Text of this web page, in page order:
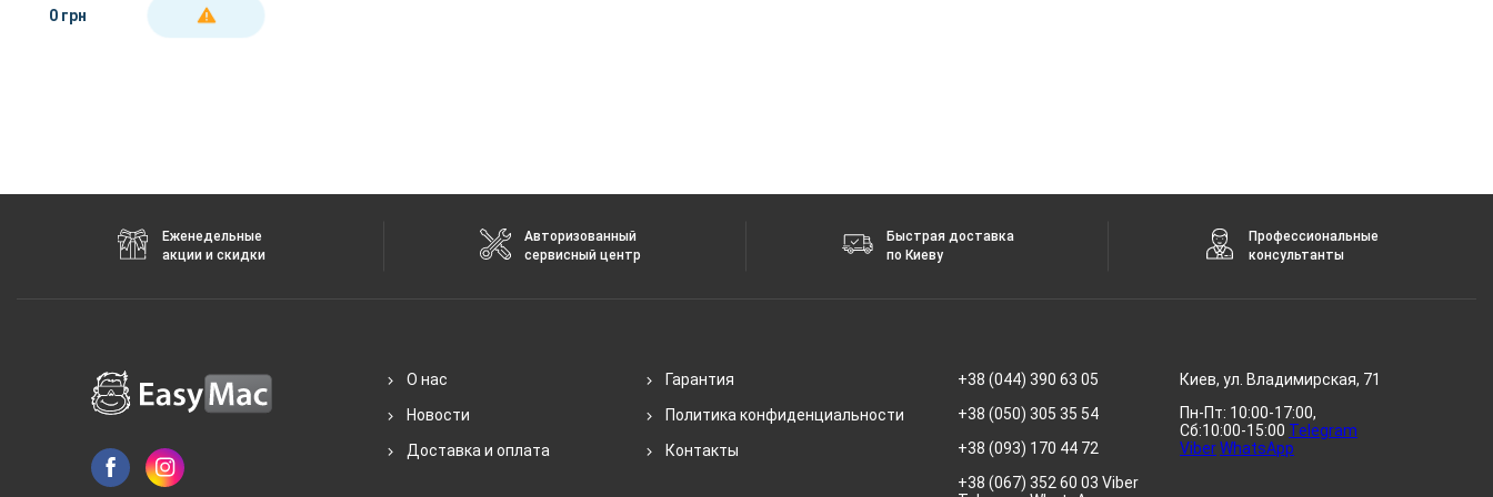
0 грн ДЕТАЛЬНЕЕ
Еженедельные
акции и скидки
Авторизованный
сервисный центр
Быстрая доставка
по Киеву
Профессиональные
консультанты
О нас
Новости
Доставка и оплата
Гарантия
Политика конфиденциальности
Контакты
+38 (044) 390 63 05
+38 (050) 305 35 54
+38 (093) 170 44 72
+38 (067) 352 60 03 Viber
Киев, ул. Владимирская, 71
Пн-Пт: 10:00-17:00,
Сб:10:00-15:00 Telegram
ViberWhatsApp